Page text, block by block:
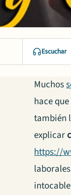
Escuchar
Muchos
hace
también
explicar
https://